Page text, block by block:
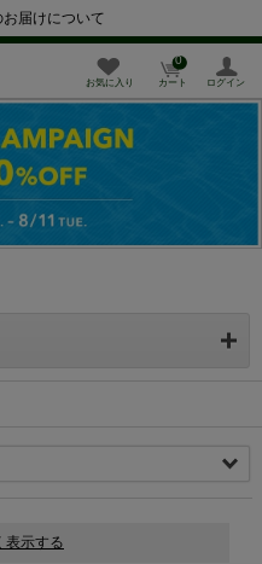
届けについて
お気に入り カート
0
ログイン